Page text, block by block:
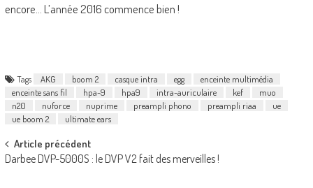
encore… L’année 2016 commence bien !
Tags AKG boom 2 casque intra egg
enceinte multimédia
enceinte sans fil
hpa-9 hpa9 intra-auriculaire kef
muo
n20
nuforce nuprime preampli phono preampli riaa
ue
ue boom 2
ultimate ears
Post
navigation
Article précédent
Darbee DVP-5000S : le DVP V2 fait des merveilles !